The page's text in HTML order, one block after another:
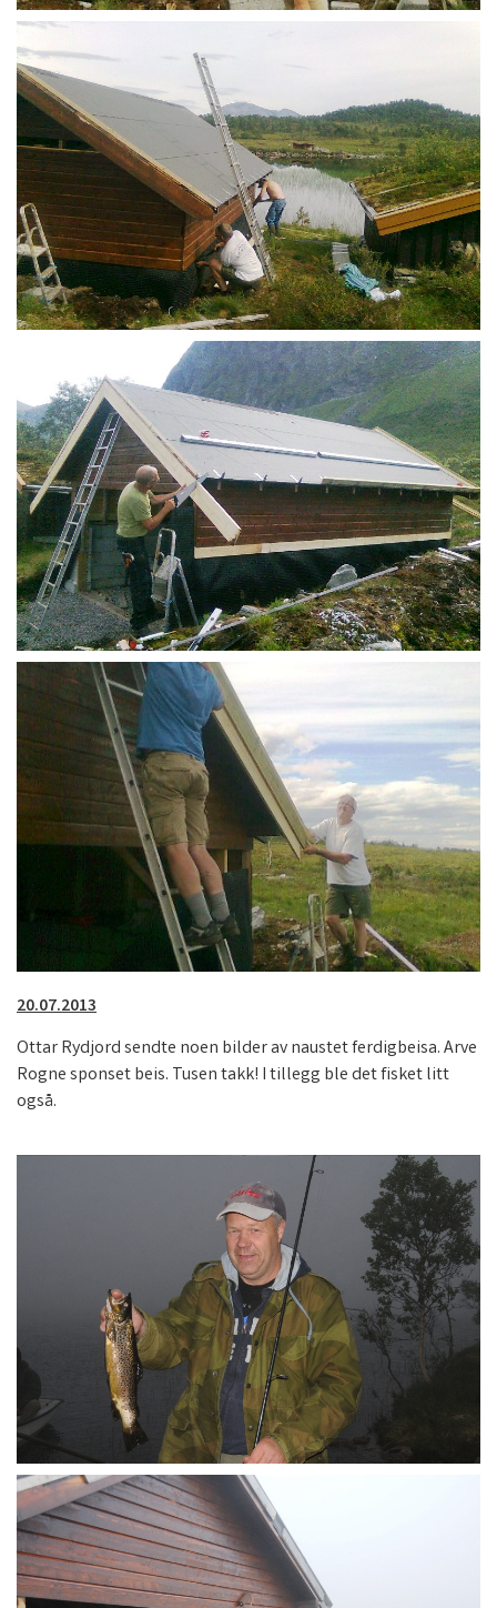
20.07.2013
Ottar Rydjord sendte noen bilder av naustet ferdigbeisa. Arve
Rogne sponset beis. Tusen takk! I tillegg ble det fisket litt
også.